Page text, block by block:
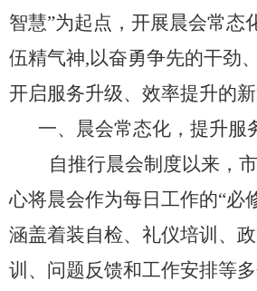
智慧”为起点，开展晨会常态
伍精气神,以奋勇争先的干劲
开启服务升级、效率提升的新
一、晨会常态化，提升服
自推行晨会制度以来，市
心将晨会作为每日工作的“必
涵盖着装自检、礼仪培训、
训、问题反馈和工作安排等